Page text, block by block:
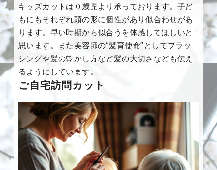
キッズカットは０歳児より承っております。子ど
もにもそれぞれ頭の形に個性があり似合わせがあ
ります。早い時期から似合うを体感してほしいと
思います。また美容師の“髪育使命”としてブラッ
シングや髪の乾かし方など髪の大切さなども伝え
るようにしています。
ご自宅訪問カット